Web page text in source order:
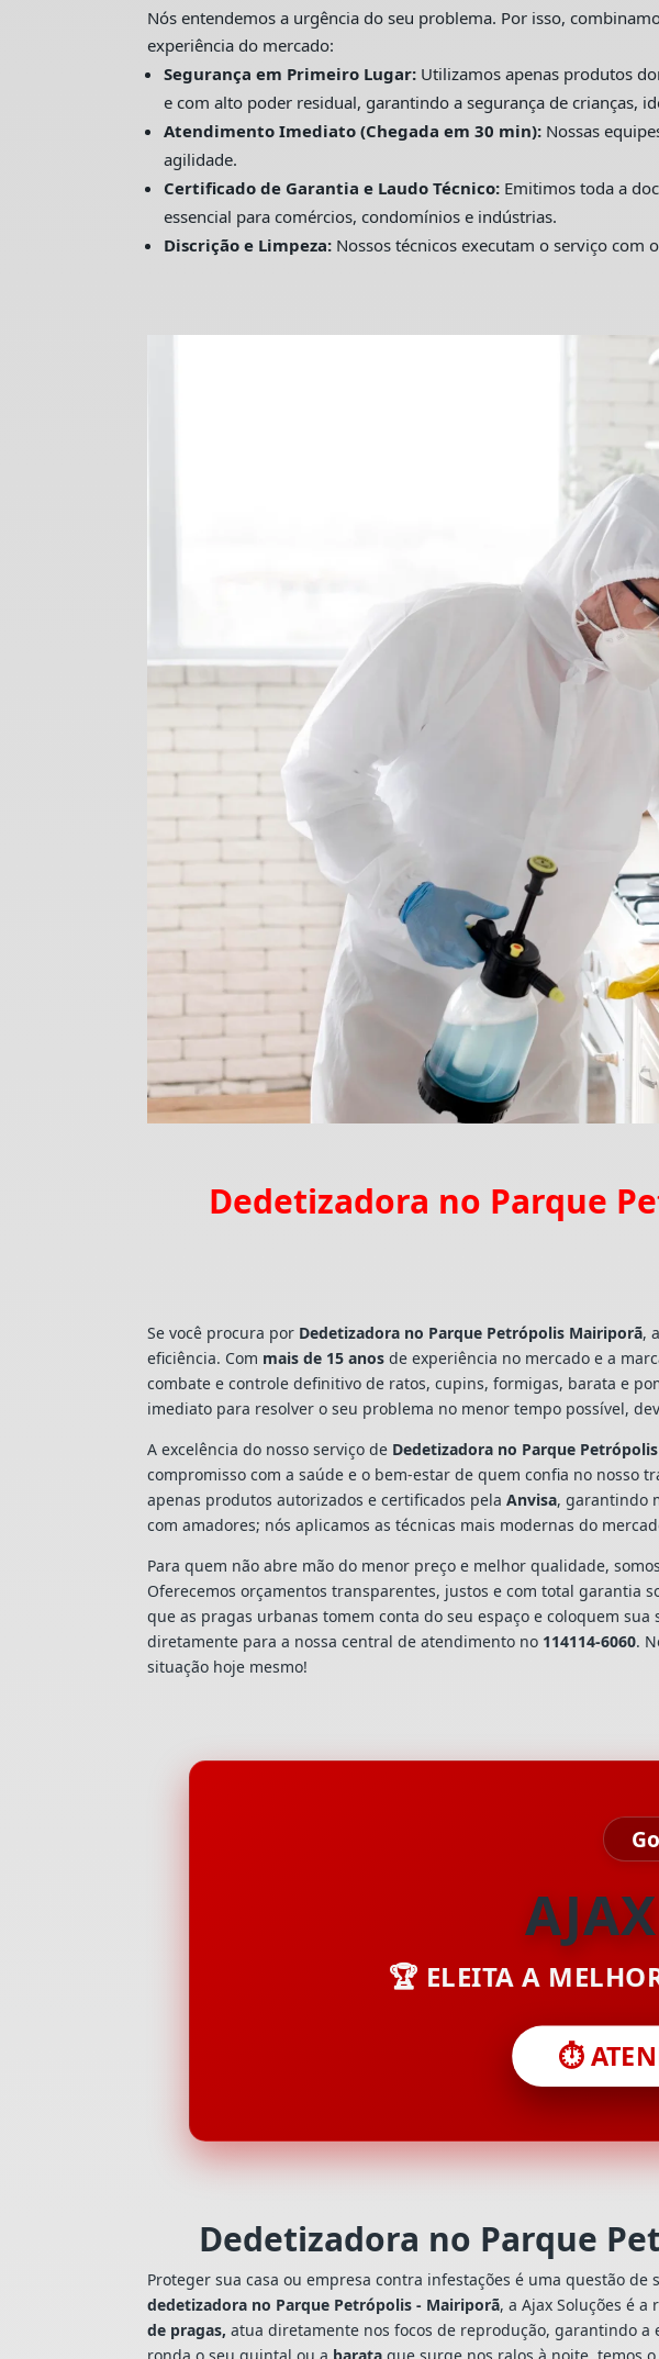
Nós entendemos a urgência do seu problema. Por isso,
experiência do mercado:
Segurança em Primeiro Lugar: Utilizamos apenas produtos
e com alto poder residual, garantindo a segurança de crianças,
Atendimento Imediato (Chegada em 30 min): Nossas
agilidade.
Certificado de Garantia e Laudo Técnico: Emitimos toda a
essencial para comércios, condomínios e indústrias.
Discrição e Limpeza: Nossos técnicos executam o serviço
Dedetizadora no Parque
Se você procura por Dedetizadora no Parque Petrópolis Mairiporã,
eficiência. Com mais de 15 anos de experiência no mercado e a
combate e controle definitivo de ratos, cupins, formigas, barata e
imediato para resolver o seu problema no menor tempo possível,
A excelência do nosso serviço de Dedetizadora no Parque
compromisso com a saúde e o bem-estar de quem confia no nosso
apenas produtos autorizados e certificados pelaAnvisa, garantindo
com amadores; nós aplicamos as técnicas mais modernas do
Para quem não abre mão do menor preço e melhor qualidade,
Oferecemos orçamentos transparentes, justos e com total garantia
que as pragas urbanas tomem conta do seu espaço e coloquem sua
diretamente para a nossa central de atendimento no 114114-6060.
situação hoje mesmo!
🏆 ELEITA A
⏱️
Dedetizadora no Parque
Proteger sua casa ou empresa contra infestações é uma questão
dedetizadora no Parque Petrópolis - Mairiporã, a Ajax Soluções é
de pragas, atua diretamente nos focos de reprodução, garantindo